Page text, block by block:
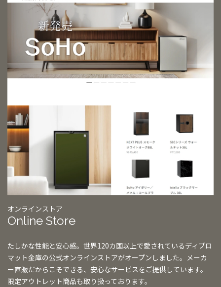
オンラインストア
Online Store
たしかな性能と安心感。世界120カ国以上で愛されているディプロ
マット金庫の公式オンラインストアがオープンしました。メーカ
ー直販だからこそできる、安心なサービスをご提供しています。
限定アウトレット商品も取り扱っております。